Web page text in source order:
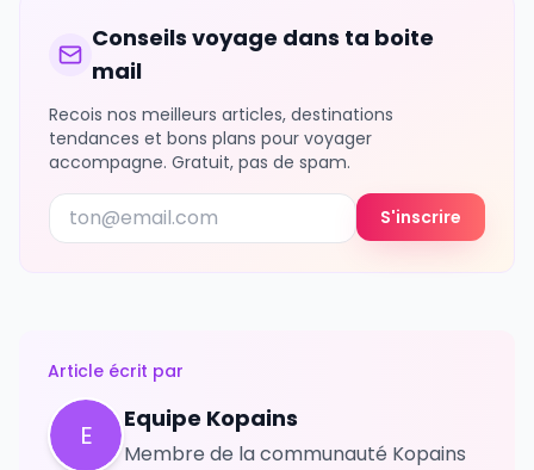
Conseils voyage dans ta boite
mail
Recois nos meilleurs articles, destinations
tendances et bons plans pour voyager
accompagne. Gratuit, pas de spam.
S'inscrire
Article écrit par
E
Equipe Kopains
Membre de la communauté Kopains